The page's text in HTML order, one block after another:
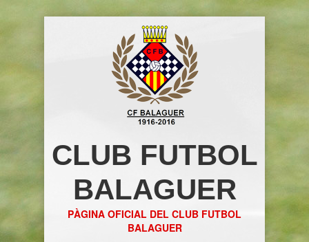
CLUB FUTBOL
BALAGUER
PÀGINA OFICIAL DEL CLUB FUTBOL
BALAGUER